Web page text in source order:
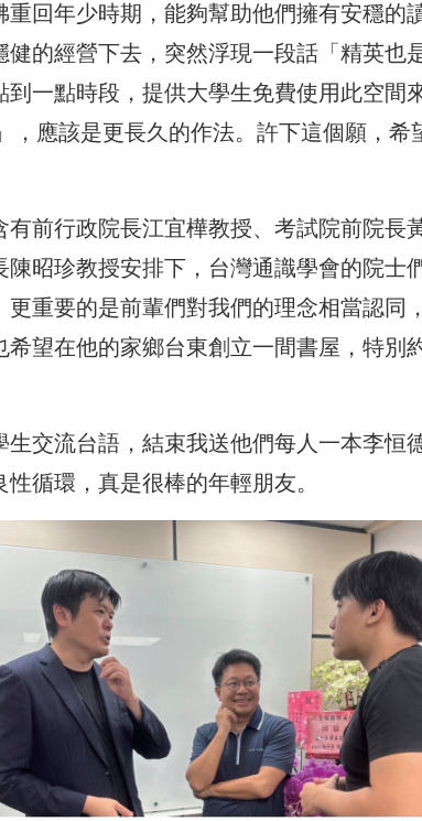
回年少時期，能夠幫助他們擁有安穩的
的經營下去，突然浮現一段話「精英也
一點時段，提供大學生免費使用此空間
應該是更長久的作法。許下這個願，希
前行政院長江宜樺教授、考試院前院長
昭珍教授安排下，台灣通識學會的院士
重要的是前輩們對我們的理念相當認同
望在他的家鄉台東創立一間書屋，特別
交流台語，結束我送他們每人一本李恒
循環，真是很棒的年輕朋友。